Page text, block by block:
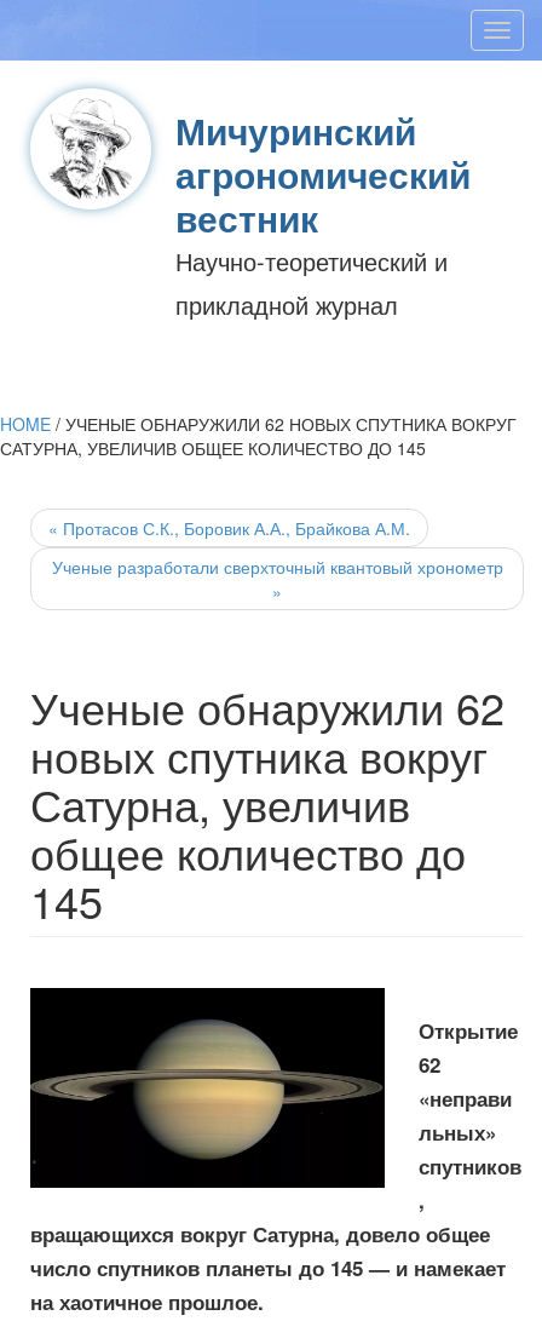
Мичуринский
агрономический
вестник
Научно-теоретический и
прикладной журнал
HOME / УЧЕНЫЕ ОБНАРУЖИЛИ 62 НОВЫХ СПУТНИКА ВОКРУГ
САТУРНА, УВЕЛИЧИВ ОБЩЕЕ КОЛИЧЕСТВО ДО 145
Post
navigation
« Протасов С.К., Боровик А.А., Брайкова А.М.
Ученые разработали сверхточный квантовый хронометр
»
Ученые обнаружили 62
новых спутника вокруг
Сатурна, увеличив
общее количество до
145
Открытие
62
«неправи
льных»
спутников
,
вращающихся вокруг Сатурна, довело общее
число спутников планеты до 145 — и намекает
на хаотичное прошлое.